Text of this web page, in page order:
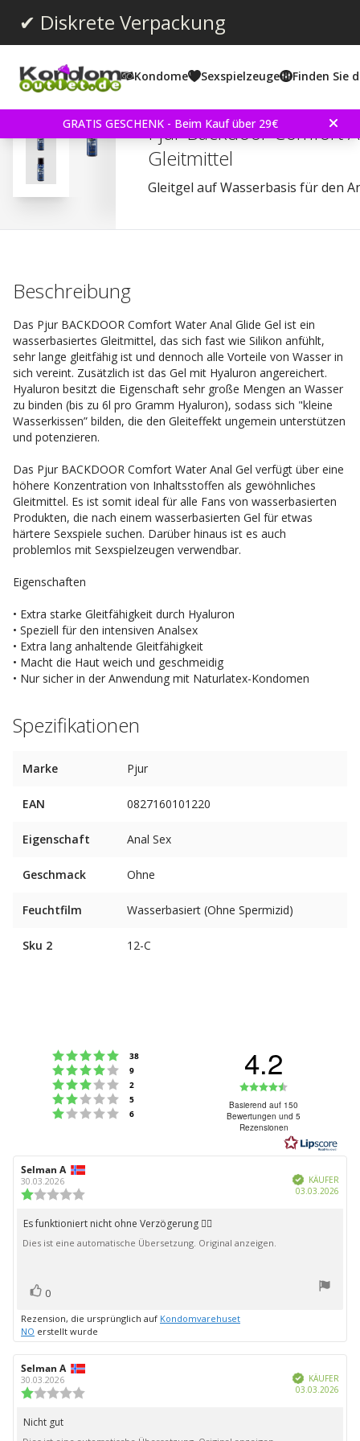
✔ Diskrete Verpackung
Kondome Sexspielzeuge Finden Sie
GRATIS GESCHENK - Beim Kauf über 29€
Durchschnittliche
abgegebene bewertungen:
Pjur Backdoor Comfort
Gleitmittel
Gleitgel auf Wasserbasis für den
Beschreibung
Das Pjur BACKDOOR Comfort Water Anal Glide Gel ist ein
wasserbasiertes Gleitmittel, das sich fast wie Silikon anfühlt,
sehr lange gleitfähig ist und dennoch alle Vorteile von Wasser in
sich vereint. Zusätzlich ist das Gel mit Hyaluron angereichert.
Hyaluron besitzt die Eigenschaft sehr große Mengen an Wasser
zu binden (bis zu 6l pro Gramm Hyaluron), sodass sich "kleine
Wasserkissen” bilden, die den Gleiteffekt ungemein unterstützen
und potenzieren.
Das Pjur BACKDOOR Comfort Water Anal Gel verfügt über eine
höhere Konzentration von Inhaltsstoffen als gewöhnliches
Gleitmittel. Es ist somit ideal für alle Fans von wasserbasierten
Produkten, die nach einem wasserbasierten Gel für etwas
härtere Sexspiele suchen. Darüber hinaus ist es auch
problemlos mit Sexspielzeugen verwendbar.
Eigenschaften
• Extra starke Gleitfähigkeit durch Hyaluron
• Speziell für den intensiven Analsex
• Extra lang anhaltende Gleitfähigkeit
• Macht die Haut weich und geschmeidig
• Nur sicher in der Anwendung mit Naturlatex-Kondomen
Spezifikationen
Marke Pjur
EAN 0827160101220
Eigenschaft Anal Sex
Geschmack Ohne
Feuchtfilm Wasserbasiert (Ohne Spermizid)
Sku 2 12-C
Bewertung: 5 von 5 Sternen
38
Bewertung: 4 von 5 Sternen
9
Bewertung: 3 von 5 Sternen
2
Bewertung: 2 von 5 Sternen
5
Bewertung: 1 von 5 Sternen
6
4.2
4.2
von
5
Basierend auf 150
Bewertungen und 5
Rezensionen
Autor
der
Rezension:
Selman A
30.03.2026
von
5
Sternen
Verifiziert
KÄUFER
03.03.2026
Rezensionstext:
Es funktioniert nicht ohne Verzögerung 👎🏻
Dies ist eine automatische Übersetzung. Original anzeigen.
Stimme
0
Rezension, die ursprünglich auf Kondomvarehuset
NO erstellt wurde
Autor
der
Rezension:
Selman A
30.03.2026 Verifiziert
KÄUFER
03.03.2026
Rezensionstext:
Nicht gut